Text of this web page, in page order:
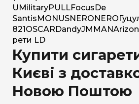
U MilitaryPULLFocus De
Santis MONUSNERO NERO
821 OSCAR DandyJM MAN
рети LD
Купити
Києві з
Новою Поштою